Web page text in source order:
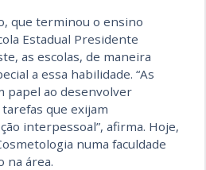
que terminou o ensino
Estadual Presidente
as escolas, de maneira
a essa habilidade. “As
papel ao desenvolver
que exijam
interpessoal”, afirma. Hoje,
numa faculdade
na área.